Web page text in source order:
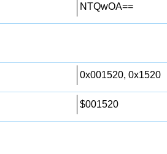
NTQwOA==
0x001520, 0x1520
$001520